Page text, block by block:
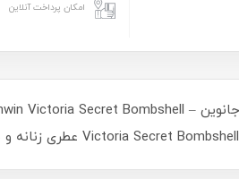
امکان پرداخت آنلاین